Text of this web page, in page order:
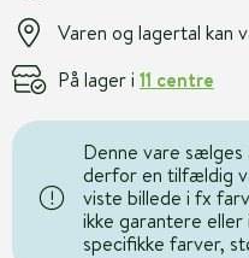
Varen og lagertal kan
På lager i 11 centre
Denne vare
derfor en tilfældig
viste billede i fx
ikke garantere
specifikke farver,